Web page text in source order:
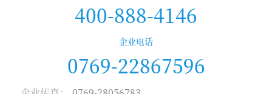
400-888-4146
企业电话
0769-22867596